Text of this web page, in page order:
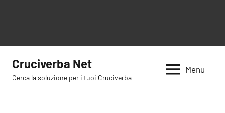
contenuto
Cruciverba Net
Cerca la soluzione per i tuoi Cruciverba
Menu